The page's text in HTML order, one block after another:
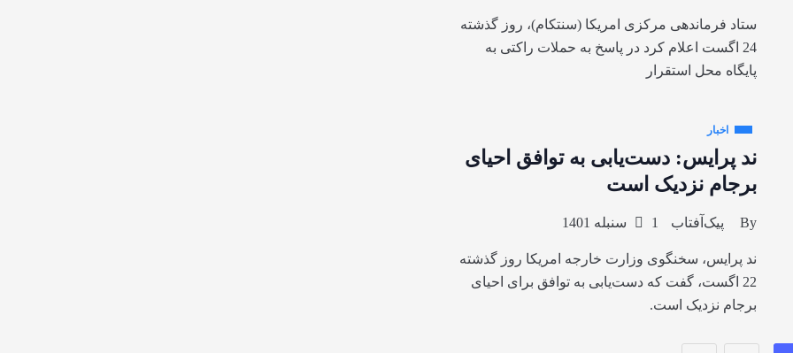
ستاد فرماندهی مرکزی امریکا (سنتکام)، روز گذشته
24 اگست اعلام کرد در پاسخ به حملات راکتی به
پایگاه محل استقرار
اخبار
ند پرایس: دست‌یابی به توافق احیای
برجام نزدیک است
By پیک‌آفتاب 1 سنبله 1401
ند پرایس، سخنگوی وزارت خارجه امریکا روز گذشته
22 اگست، گفت که دست‌یابی به توافق برای احیای
برجام نزدیک است.